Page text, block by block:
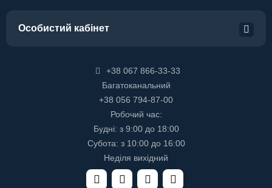
Особистий кабінет
+38 067 866-33-33
Багатоканальний
+38 056 794-87-00
Робочий час:
Будні: з 9:00 до 18:00
Субота: з 10:00 до 16:00
Неділя вихідний